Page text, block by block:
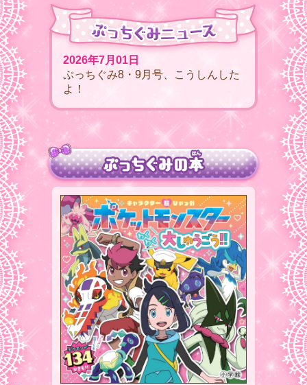
2026年7月01日
ぷっちぐみ8・9月号、こうしんした
よ！